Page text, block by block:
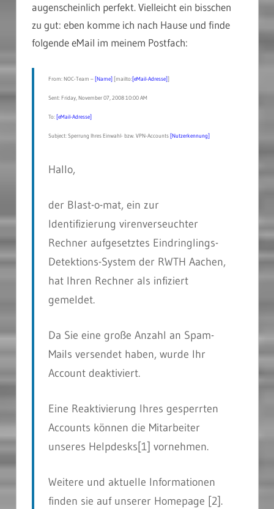
augenscheinlich perfekt. Vielleicht ein bisschen
zu gut: eben komme ich nach Hause und finde
folgende eMail im meinem Postfach:
From: NOC-Team –[Name][mailto:[eMail-Adresse]]
Sent: Friday, November 07, 2008 10:00 AM
To:[eMail-Adresse]
Subject: Sperrung Ihres Einwahl- bzw. VPN-Accounts[Nutzerkennung]
Hallo,
der Blast-o-mat, ein zur
Identifizierung virenverseuchter
Rechner aufgesetztes Eindringlings-
Detektions-System der RWTH Aachen,
hat Ihren Rechner als infiziert
gemeldet.
Da Sie eine große Anzahl an Spam-
Mails versendet haben, wurde Ihr
Account deaktiviert.
Eine Reaktivierung Ihres gesperrten
Accounts können die Mitarbeiter
unseres Helpdesks[1] vornehmen.
Weitere und aktuelle Informationen
finden sie auf unserer Homepage [2].